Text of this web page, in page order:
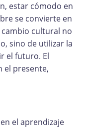
estar cómodo en
se convierte en
cambio cultural no
sino de utilizar la
el futuro. El
el presente,
el aprendizaje